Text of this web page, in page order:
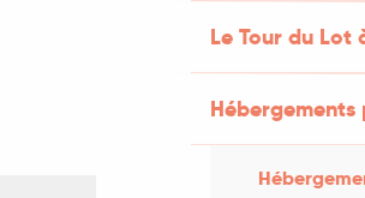
Le Tour du Lot